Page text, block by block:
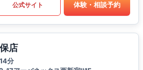
公式サイト 体験・相談予約
店
分